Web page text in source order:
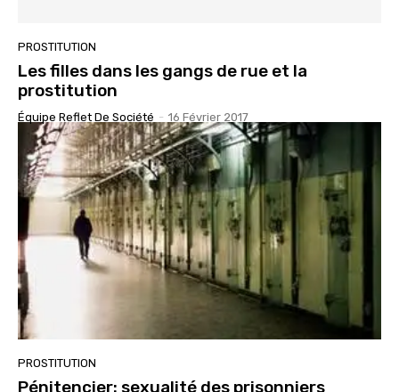
PROSTITUTION
Les filles dans les gangs de rue et la
prostitution
Équipe Reflet De Société - 16 Février 2017
PROSTITUTION
Pénitencier: sexualité des prisonniers